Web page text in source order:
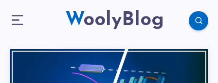
WoolyBlog